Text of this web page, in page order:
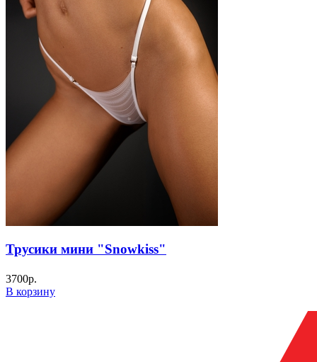
Трусики мини "Snowkiss"
3700р.
В корзину